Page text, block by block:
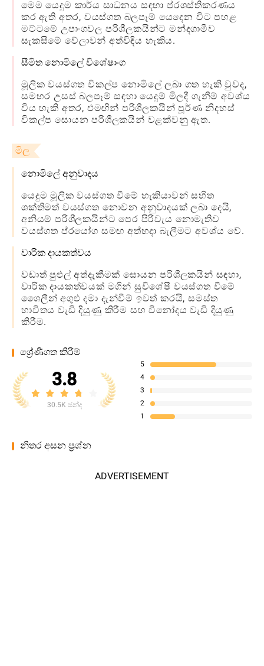
මෙම යෙදුම කාර්ය සාධනය සඳහා ප්රශස්තිකරණය
කර ඇති අතර, වයස්ගත බලපෑම් යෙදෙන විට පහළ
මට්ටමේ උපාංගවල පරිශීලකයින්ට මන්දගාමීව
සැකසීමේ වේලාවන් අත්විඳිය හැකිය.
සීමිත නොමිලේ විශේෂාංග
මූලික වයස්ගත විකල්ප නොමිලේ ලබා ගත හැකි වුවද,
සමහර උසස් බලපෑම් සඳහා යෙදුම් මිලදී ගැනීම් අවශ්ය
විය හැකි අතර, එමඟින් පරිශීලකයින් පූර්ණ නිදහස්
විකල්ප සොයන පරිශීලකයින් වළක්වනු ඇත.
මිල
නොමිලේ අනුවාදය
යෙදුම මූලික වයස්ගත වීමේ හැකියාවන් සහිත
ශක්තිමත් වයස්ගත නොවන අනුවාදයක් ලබා දෙයි,
අනියම් පරිශීලකයින්ට පෙර පිරිවැය නොමැතිව
වයස්ගත ප්රයෝග සමඟ අත්හදා බැලීමට අවශ්ය වේ.
වාරික දායකත්වය
වඩාත් පුළුල් අත්දැකීමක් සොයන පරිශීලකයින් සඳහා,
වාරික දායකත්වයක් මගින් සුවිශේෂී වයස්ගත වීමේ
ශෛලීන් අගුළු දමා දැන්වීම් ඉවත් කරයි, සමස්ත
භාවිතය වැඩි දියුණු කිරීම සහ විනෝදය වැඩි දියුණු
කිරීම.
ශ්‍රේණිගත කිරීම්
3.8
30.5K ඡන්ද
5
4
3
2
1
නිතර අසන ප්‍රශ්න
ADVERTISEMENT